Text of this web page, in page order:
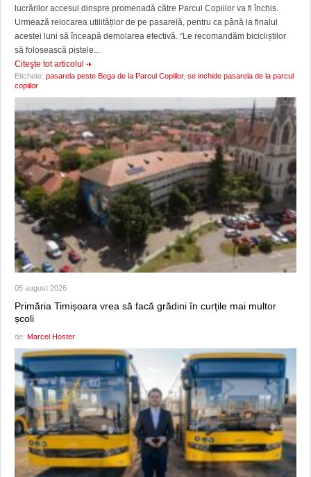
lucrărilor accesul dinspre promenadă către Parcul Copiilor va fi închis.
Urmează relocarea utilităților de pe pasarelă, pentru ca până la finalul
acestei luni să înceapă demolarea efectivă. “Le recomandăm bicicliștilor
să folosească pistele...
Citeşte tot articolul
Etichete: pasarela peste Bega de la Parcul Copiilor, se inchide pasarela de la parcul
copiilor
05 august 2026
Primăria Timișoara vrea să facă grădini în curțile mai multor
școli
de: Marcel Hoster